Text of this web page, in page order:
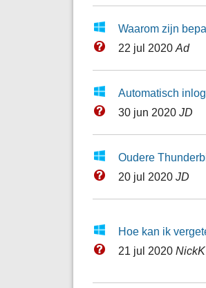
Waarom zijn
22 jul 2020 Ad
Automatisch
30 jun 2020 JD
Oudere
20 jul 2020 JD
Hoe kan ik
21 jul 2020 NickK